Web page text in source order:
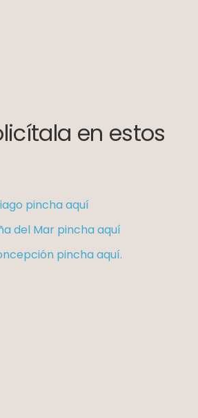
en estos
pincha aquí
del Mar pincha aquí
pincha aquí.